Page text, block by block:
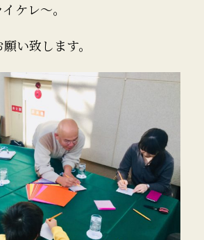
ケレ〜。
い致します。